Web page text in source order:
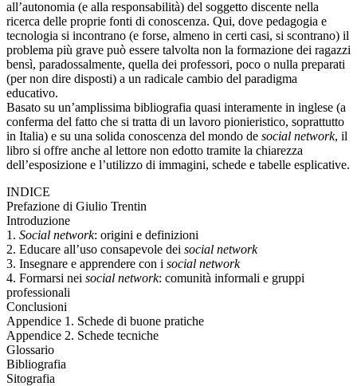
all’autonomia (e alla responsabilità) del soggetto discente nella
ricerca delle proprie fonti di conoscenza. Qui, dove pedagogia e
tecnologia si incontrano (e forse, almeno in certi casi, si scontrano) il
problema più grave può essere talvolta non la formazione dei ragazzi
bensì, paradossalmente, quella dei professori, poco o nulla preparati
(per non dire disposti) a un radicale cambio del paradigma
educativo.
Basato su un’amplissima bibliografia quasi interamente in inglese (a
conferma del fatto che si tratta di un lavoro pionieristico, soprattutto
in Italia) e su una solida conoscenza del mondo de social network, il
libro si offre anche al lettore non edotto tramite la chiarezza
dell’esposizione e l’utilizzo di immagini, schede e tabelle esplicative.
INDICE
Prefazione di Giulio Trentin
Introduzione
1. Social network: origini e definizioni
2. Educare all’uso consapevole dei social network
3. Insegnare e apprendere con i social network
4. Formarsi nei social network: comunità informali e gruppi
professionali
Conclusioni
Appendice 1. Schede di buone pratiche
Appendice 2. Schede tecniche
Glossario
Bibliografia
Sitografia